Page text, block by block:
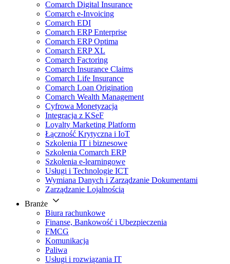
Comarch Digital Insurance
Comarch e-Invoicing
Comarch EDI
Comarch ERP Enterprise
Comarch ERP Optima
Comarch ERP XL
Comarch Factoring
Comarch Insurance Claims
Comarch Life Insurance
Comarch Loan Origination
Comarch Wealth Management
Cyfrowa Monetyzacja
Integracja z KSeF
Loyalty Marketing Platform
Łączność Krytyczna i IoT
Szkolenia IT i biznesowe
Szkolenia Comarch ERP
Szkolenia e-learningowe
Usługi i Technologie ICT
Wymiana Danych i Zarządzanie Dokumentami
Zarządzanie Lojalnością
Branże
Biura rachunkowe
Finanse, Bankowość i Ubezpieczenia
FMCG
Komunikacja
Paliwa
Usługi i rozwiązania IT